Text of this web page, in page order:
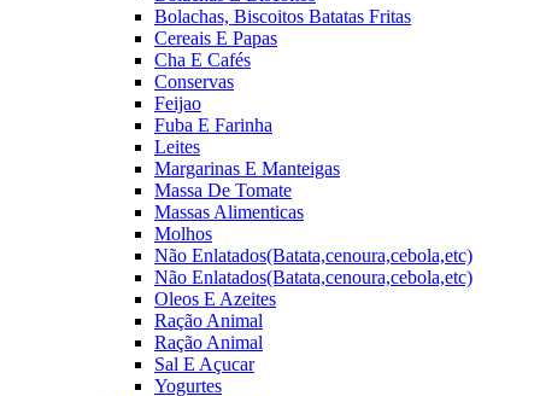
Bolachas, Biscoitos Batatas Fritas
Cereais E Papas
Cha E Cafés
Conservas
Feijao
Fuba E Farinha
Leites
Margarinas E Manteigas
Massa De Tomate
Massas Alimenticas
Molhos
Não Enlatados(Batata,cenoura,cebola,etc)
Não Enlatados(Batata,cenoura,cebola,etc)
Oleos E Azeites
Ração Animal
Ração Animal
Sal E Açucar
Yogurtes